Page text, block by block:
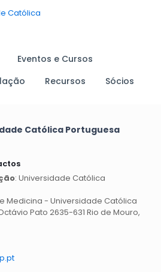
Eventos e Cursos
Recursos Sócios
Católica Portuguesa
: Universidade Católica
Medicina - Universidade Católica
Pato 2635-631 Rio de Mouro,